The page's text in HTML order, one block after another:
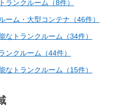
ランクルーム（8件）
ーム・大型コンテナ（46件）
なトランクルーム（34件）
ンクルーム（44件）
なトランクルーム（15件）